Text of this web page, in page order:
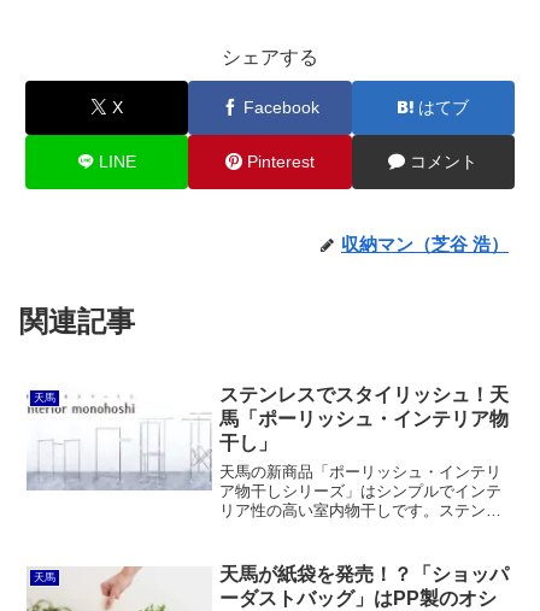
シェアする
X Facebook はてブ
LINE Pinterest コメント
収納マン（芝谷 浩）
関連記事
天馬
ステンレスでスタイリッシュ！天
馬「ポーリッシュ・インテリア物
干し」
天馬の新商品「ポーリッシュ・インテリ
ア物干しシリーズ」はシンプルでインテ
リア性の高い室内物干しです。ステンレ
運びしやすいうえに、薄く折り畳んで収
納しやすいというメリットがあります。
天馬
天馬が紙袋を発売！？「ショッパ
ーダストバッグ」はPP製のオシ